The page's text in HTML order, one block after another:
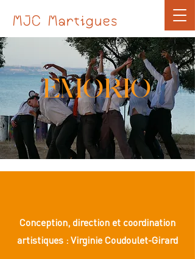
MJC Martigues
EMORIO
Conception, direction et coordination
artistiques : Virginie Coudoulet-Girard